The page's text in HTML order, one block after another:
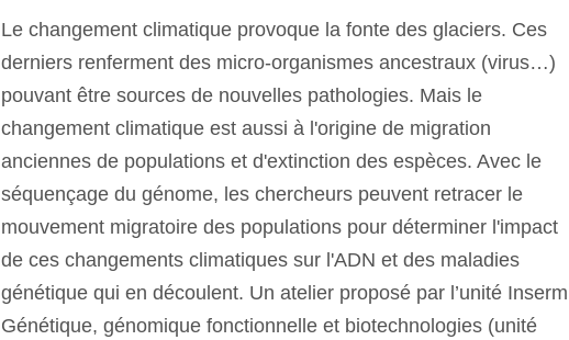
Le changement climatique provoque la fonte des glaciers. Ces
derniers renferment des micro-organismes ancestraux (virus…)
pouvant être sources de nouvelles pathologies. Mais le
changement climatique est aussi à l'origine de migration
anciennes de populations et d'extinction des espèces. Avec le
séquençage du génome, les chercheurs peuvent retracer le
mouvement migratoire des populations pour déterminer l'impact
de ces changements climatiques sur l'ADN et des maladies
génétique qui en découlent. Un atelier proposé par l’unité Inserm
Génétique, génomiquefonctionnelle et biotechnologies (unité